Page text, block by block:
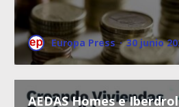
Europa Press · 30 junio
AEDAS Homes e